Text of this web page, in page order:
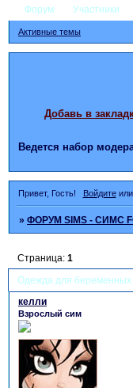
Форум Участники
Активные темы
Добавь в
Ведется набор
Привет, Гость! Войдитеили
»ФОРУМ SIMS - СИМС
Одежда для беременных
Страница:1
келли
Взрослый сим